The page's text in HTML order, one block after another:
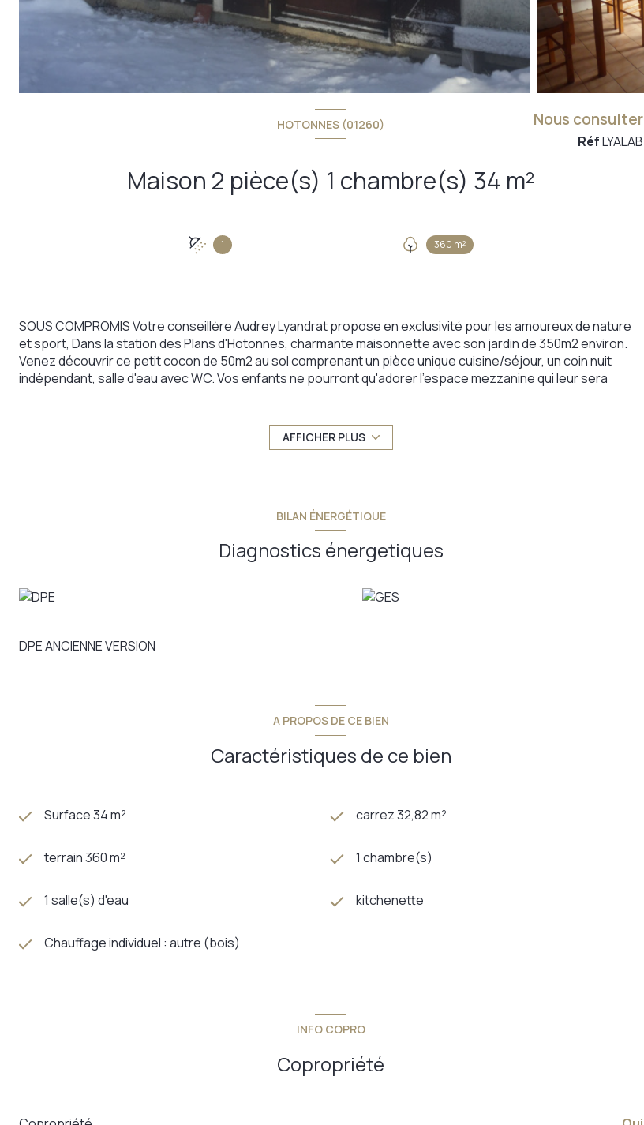
HOTONNES (01260)
Maison 2 pièce(s) 1 chambre(s) 34 m²
1 360 m²
Nous consulter
RéfLYALAB
SOUS COMPROMIS Votre conseillère Audrey Lyandrat propose en exclusivité pour les amoureux de nature
et sport, Dans la station des Plans d'Hotonnes, charmante maisonnette avec son jardin de 350m2 environ.
Venez découvrir ce petit cocon de 50m2 au sol comprenant un pièce unique cuisine/séjour, un coin nuit
indépendant, salle d'eau avec WC. Vos enfants ne pourront qu'adorer l'espace mezzanine qui leur sera
besoin de voiture, chaussez vos skis et montez à la station. N'attendez plus, votre envie d'évasion est à
AFFICHER PLUS
BILAN ÉNERGÉTIQUE
Diagnostics énergetiques
DPE ANCIENNE VERSION
A PROPOS DE CE BIEN
Caractéristiques de ce bien
Surface 34 m² carrez 32,82 m²
terrain 360 m² 1 chambre(s)
1 salle(s) d'eau kitchenette
Chauffage individuel : autre (bois)
INFO COPRO
Copropriété